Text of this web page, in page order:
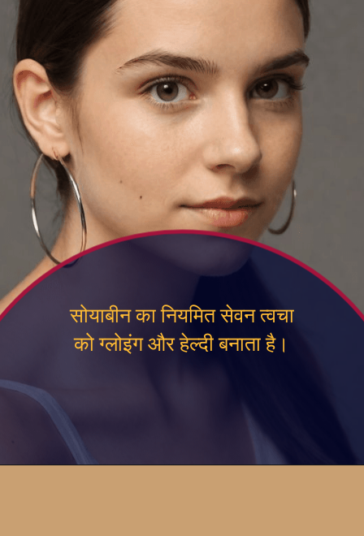
सोयाबीन का नियमित सेवन त्वचा
को ग्लोइंग और हेल्दी बनाता है।